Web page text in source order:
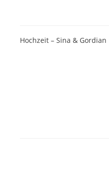
Hochzeit – Sina & Gordian